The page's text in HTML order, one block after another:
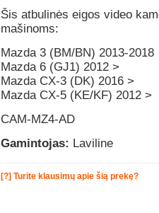
Šis atbulinės eigos video
mašinoms:
Mazda 3 (BM/BN) 2013-2018
Mazda 6 (GJ1) 2012 >
Mazda CX-3 (DK) 2016 >
Mazda CX-5 (KE/KF) 2012 >
CAM-MZ4-AD
Gamintojas: Laviline
[?] Turite klausimų apie šią prekę?